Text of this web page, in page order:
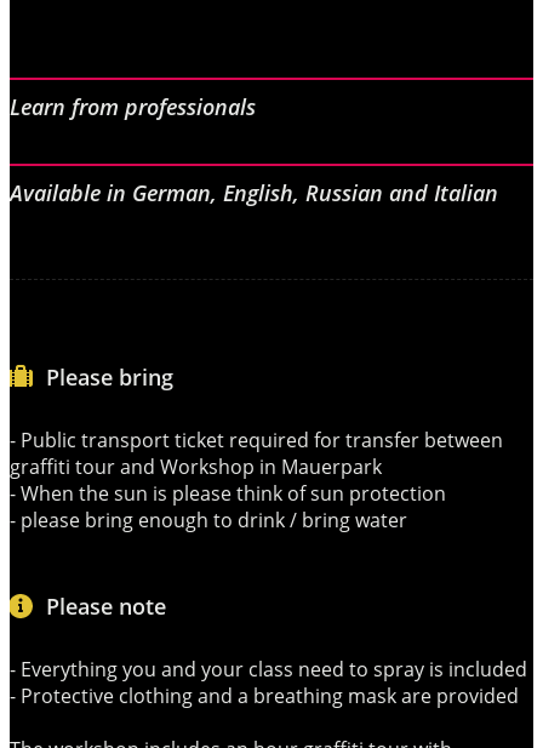
Learn from professionals
Available in German, English, Russian and Italian
Please bring
- Public transport ticket required for transfer between
graffiti tour and Workshop in Mauerpark
- When the sun is please think of sun protection
- please bring enough to drink / bring water
Please note
- Everything you and your class need to spray is included
- Protective clothing and a breathing mask are provided